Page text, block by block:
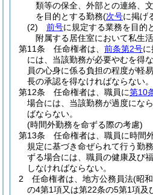
類等の保全、外部との連絡、
を目的とする勤務(次号に掲げ
(2)
前号に規定する業務を目的
附属する居住室において私生
第11条
任命権者は、 前条第2号
には、当該勤務が必要やむを得
員の心身に係る負担の程度が軽
長の承認を得なければならない。
第12条
任命権者は、職員に第10
場合には、当該勤務が過度にな
ばならない。
(時間外勤務を命ずる際の考慮)
第13条
任命権者は、職員に時間
規定に基づき命ぜられて行う勤
ずる場合には、職員の健康及び
しなければならない。
2
任命権者は、地方公務員法(昭
の4第1項又は第22条の5第1項及